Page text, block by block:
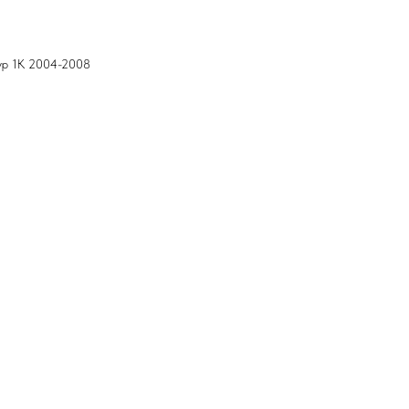
1K 2004-2008